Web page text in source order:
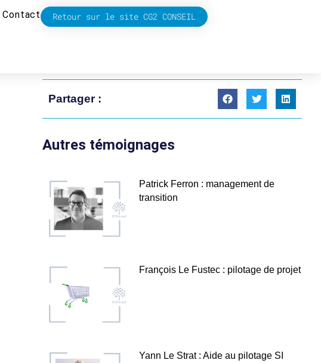
Contact Retour sur le site CG2 CONSEIL
Partager :
Autres témoignages
Patrick Ferron : management de
transition
François Le Fustec : pilotage de projet
Yann Le Strat : Aide au pilotage SI